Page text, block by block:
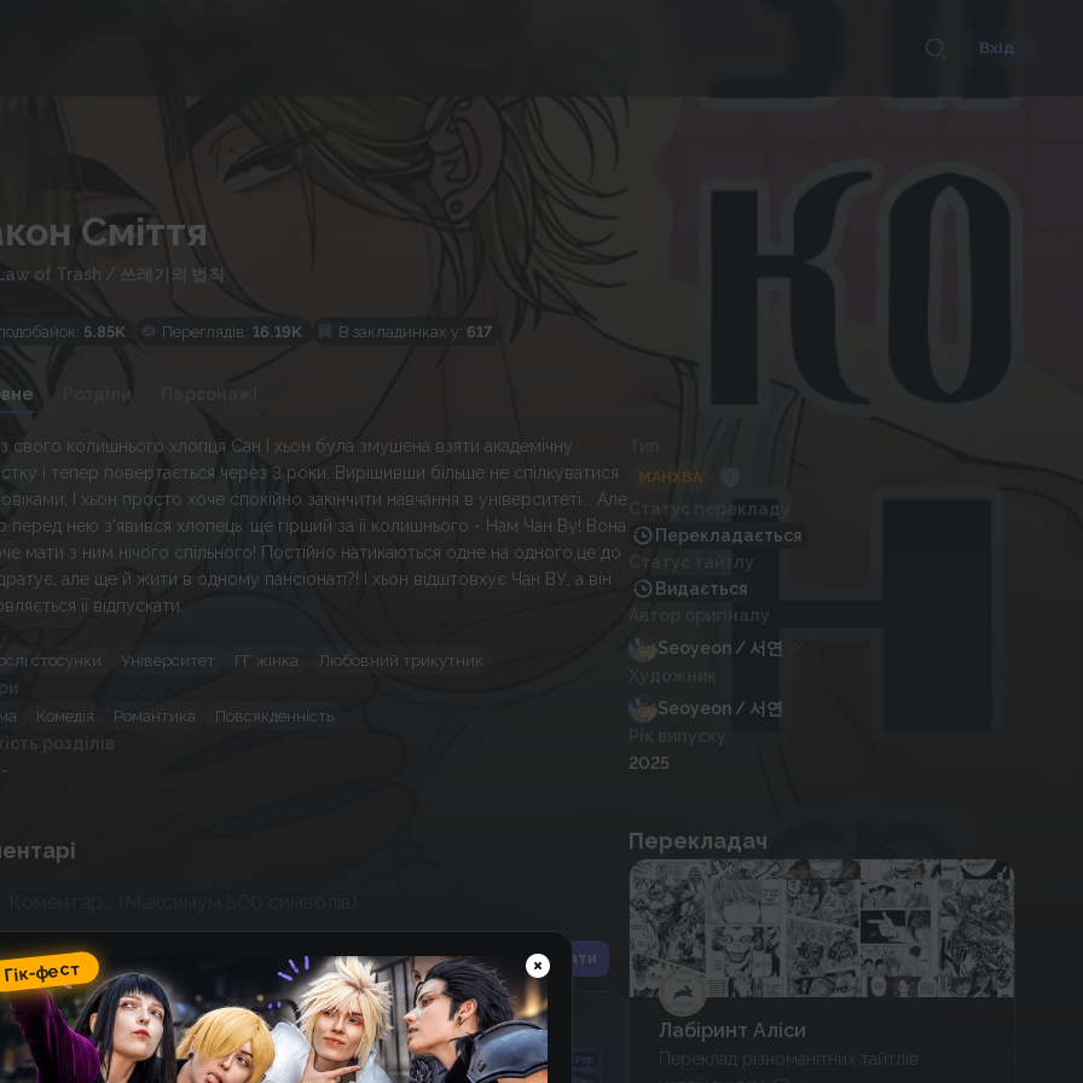
Вхід
Сміття
of Trash / 쓰레기의 법칙
5.85K Переглядів: 16.19K В закладинках у: 617
Розділи
свого колишнього хлопця Сан І хьон була змушена взяти академічну
і тепер повертається через 3 роки. Вирішивши більше не спілкуватися
І хьон просто хоче спокійно закінчити навчання в університеті... Але
перед нею з'явився хлопець, ще гірший за її колишнього - Нам Чан Ву! Вона
мати з ним нічого спільного! Постійно натикаються одне на одного,це до
але ще й жити в одному пансіонаті?! І хьон відштовхує Чан ВУ, а він
її відпускати.
стосунки Університет ГГ жінка Любовний трикутник
Комедія Романтика Повсякденність
розділів
Надіслати
фест
Wave: фестиваль гік-
косплею, аніме та
МАНХВА
Статус перекладу
Перекладається
Статус тайтлу
Видається
Автор оригіналу
Seoyeon / 서연
Художник
Seoyeon / 서연
Рік випуску
2025
Перекладач
Лабіринт Аліси
Переклад різноманітних тайтлів
Гік-фест